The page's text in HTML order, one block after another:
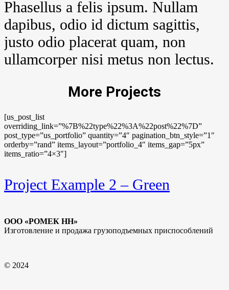
Phasellus a felis ipsum. Nullam
dapibus, odio id dictum sagittis,
justo odio placerat quam, non
ullamcorper nisi metus non lectus.
More Projects
[us_post_list
overriding_link=”%7B%22type%22%3A%22post%22%7D”
post_type=”us_portfolio” quantity=”4″ pagination_btn_style=”1″
orderby=”rand” items_layout=”portfolio_4″ items_gap=”5px”
items_ratio=”4×3″]
Project Example 2 – Green
ООО «РОМЕК НН»
Изготовление и продажа грузоподъемных приспособлений
© 2024